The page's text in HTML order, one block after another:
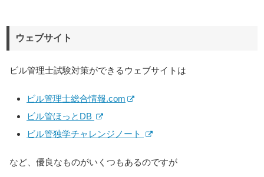
ウェブサイト
ビル管理士試験対策ができるウェブサイトは
ビル管理士総合情報.com
ビル管ほっとDB
ビル管独学チャレンジノート
など、優良なものがいくつもあるのですが